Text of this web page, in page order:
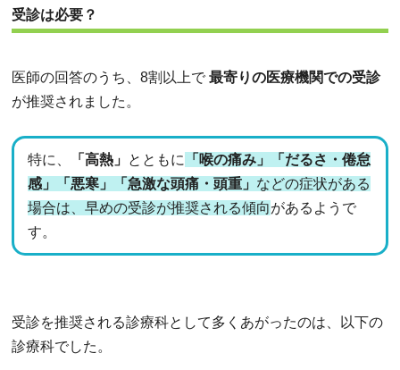
受診は必要？
医師の回答のうち、8割以上で 最寄りの医療機関での受診
が推奨されました。
特に、 「高熱」 とともに
「喉の痛み」「だるさ・倦怠
感」「悪寒」「急激な頭痛・頭重」 などの症状がある
場合は、早めの受診が推奨される傾向があるようで
す。
受診を推奨される診療科として多くあがったのは、以下の
診療科でした。